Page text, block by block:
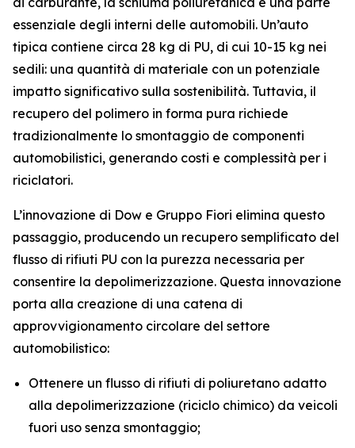
essenziale degli interni delle automobili. Un’auto
tipica contiene circa 28 kg di PU, di cui 10-15 kg nei
sedili: una quantità di materiale con un potenziale
impatto significativo sulla sostenibilità. Tuttavia, il
recupero del polimero in forma pura richiede
tradizionalmente lo smontaggio de componenti
automobilistici, generando costi e complessità per i
riciclatori.
L’innovazione di Dow e Gruppo Fiori elimina questo
passaggio, producendo un recupero semplificato del
flusso di rifiuti PU con la purezza necessaria per
consentire la depolimerizzazione. Questa innovazione
porta alla creazione di una catena di
approvvigionamento circolare del settore
automobilistico:
Ottenere un flusso di rifiuti di poliuretano adatto
alla depolimerizzazione (riciclo chimico) da veicoli
fuori uso senza smontaggio;